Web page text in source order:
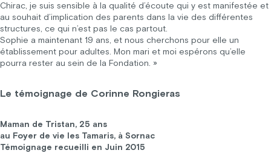
Chirac, je suis sensible à la qualité d’écoute qui y est manifestée et
au souhait d’implication des parents dans la vie des différentes
structures, ce qui n’est pas le cas partout.
Sophie a maintenant 19 ans, et nous cherchons pour elle un
établissement pour adultes. Mon mari et moi espérons qu’elle
pourra rester au sein de la Fondation. »
Le témoignage de Corinne Rongieras
Maman de Tristan, 25 ans
au Foyer de vie les Tamaris, à Sornac
Témoignage recueilli en Juin 2015